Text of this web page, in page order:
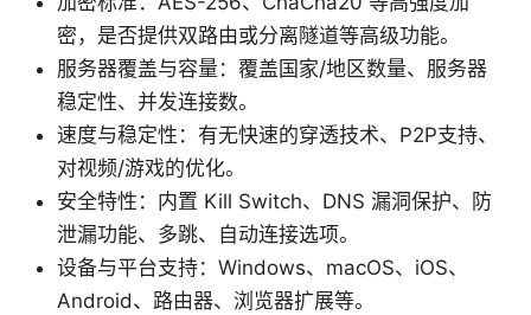
密，是否提供双路由或分离隧道等高级功能。
服务器覆盖与容量：覆盖国家/地区数量、服务器
稳定性、并发连接数。
速度与稳定性：有无快速的穿透技术、P2P支持、
对视频/游戏的优化。
安全特性：内置 Kill Switch、DNS 漏洞保护、防
泄漏功能、多跳、自动连接选项。
设备与平台支持：Windows、macOS、iOS、
Android、路由器、浏览器扩展等。